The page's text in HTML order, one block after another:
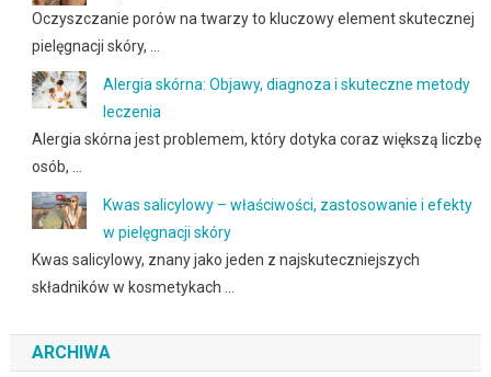
Oczyszczanie porów na twarzy to kluczowy element skutecznej
pielęgnacji skóry, …
Alergia skórna: Objawy, diagnoza i skuteczne metody
leczenia
Alergia skórna jest problemem, który dotyka coraz większą liczbę
osób, …
Kwas salicylowy – właściwości, zastosowanie i efekty
w pielęgnacji skóry
Kwas salicylowy, znany jako jeden z najskuteczniejszych
składników w kosmetykach …
ARCHIWA